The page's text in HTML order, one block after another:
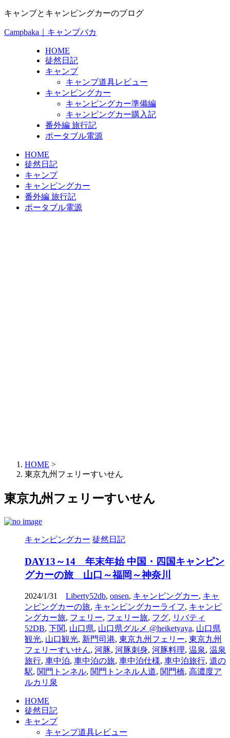
キャンプとキャンピングカーのブログ
Campbaka｜キャンプバカ
HOME
徒然日記
キャンプ
キャンプ道具レビュー
キャンピングカー
キャンピングカー準備編
キャンピングカー購入記
番外編 旅行記
ポータブル電源
HOME
徒然日記
キャンプ
キャンピングカー
番外編 旅行記
ポータブル電源
HOME >
東京九州フェリーすいせん
東京九州フェリーすいせん
キャンピングカー 徒然日記
DAY13～14 年末年始 中国・四国キャンピン
グカーの旅 山口～福岡～神奈川
2024/1/31 Liberty52db, onsen, キャンピングカー, キャ
ンピングカーの旅, キャンピングカーライフ, キャンピ
ングカー旅, フェリー, フェリー旅, フグ, リバティ
52DB, 下関, 山口県, 山口県グルメ @heiketyaya, 山口県
観光, 山口観光, 新門司港, 東京九州フェリー, 東京九州
フェリーすいせん, 河豚, 河豚刺身, 河豚料理, 温泉, 温泉
旅行, 車中泊, 車中泊の旅, 車中泊仕様, 車中泊旅行, 道の
駅, 関門トンネル, 関門トンネル人道, 関門橋, 高濃度ア
ルカリ泉
HOME
徒然日記
キャンプ
キャンプ道具レビュー